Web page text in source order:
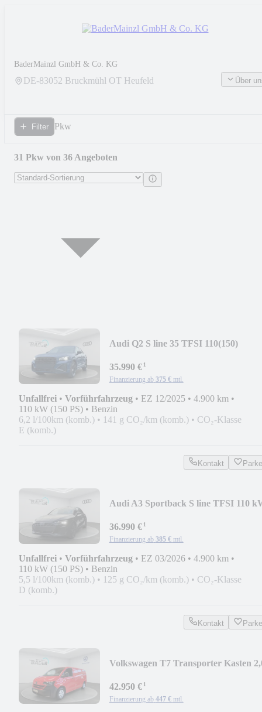
BaderMainzl GmbH & Co. KG
DE-83052 Bruckmühl OT Heufeld Über
Filter Pkw
31 Pkw von 36 Angeboten
Audi Q2 S line 35 TFSI 110(150)
35.990 €¹
Finanzierung ab 375 € mtl.
Unfallfrei • Vorführfahrzeug • EZ 12/2025 • 4.900 km •
110 kW (150 PS) • Benzin
6,2 l/100km (komb.) • 141 g CO₂/km (komb.) • CO₂-Klasse
E (komb.)
Kontakt
Audi A3 Sportback S line TFSI 110
36.990 €¹
Finanzierung ab 385 € mtl.
Unfallfrei • Vorführfahrzeug • EZ 03/2026 • 4.900 km •
110 kW (150 PS) • Benzin
5,5 l/100km (komb.) • 125 g CO₂/km (komb.) • CO₂-Klasse
D (komb.)
Kontakt
Volkswagen T7 Transporter Kasten
42.950 €¹
Finanzierung ab 447 € mtl.